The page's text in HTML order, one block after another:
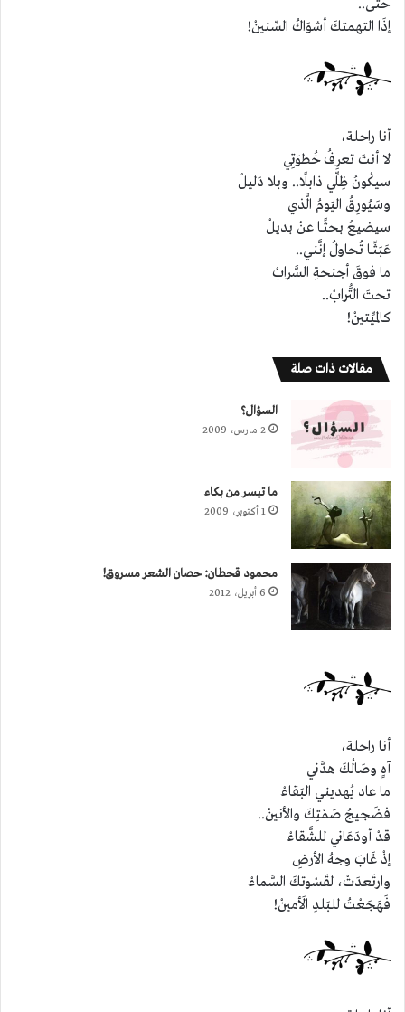
حتَّى..
إذَا التهمتكَ أشوَاكُ السِّنينْ!
أنا راحلة،
لا أنتَ تعرِفُ خُطوَتِي
سيكُونُ ظِلِّي ذابلًا.. وبلا دَليلْ
وسَيُورِقُ اليَومُ الَّذي
سيضيعُ بحثًــا عنْ بديلْ
عَبَثًــا تُحاولُ إنَّني..
ما فوقَ أجنحةِ السَّرابْ
تحتَ التُّرابْ..
كالميِّتينْ!
مقالات ذات صلة
السؤال؟
2 مارس، 2009
ما تيسر من بكاء
1 أكتوبر، 2009
محمود قحطان: حصان الشعر مسروق!
6 أبريل، 2012
أنا راحلة،
آهٍ وصَالُكَ هدَّني
ما عاد يُهديني البَقاءْ
فضَجيجُ صَمْتِكَ والأنينْ..
قدْ أودَعَاني للشَّقاءْ
إذْ غَابَ وجهُ الأرضِ
وارتَعدَتْ، لقَسْوتكَ السَّماءْ
فَهَجَعْتُ للبَلدِ الَأمينْ!